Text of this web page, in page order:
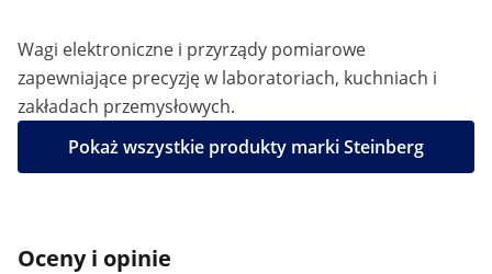
Wagi elektroniczne i przyrządy pomiarowe
zapewniające precyzję w laboratoriach, kuchniach i
zakładach przemysłowych.
Pokaż wszystkie produkty marki Steinberg
Oceny i opinie